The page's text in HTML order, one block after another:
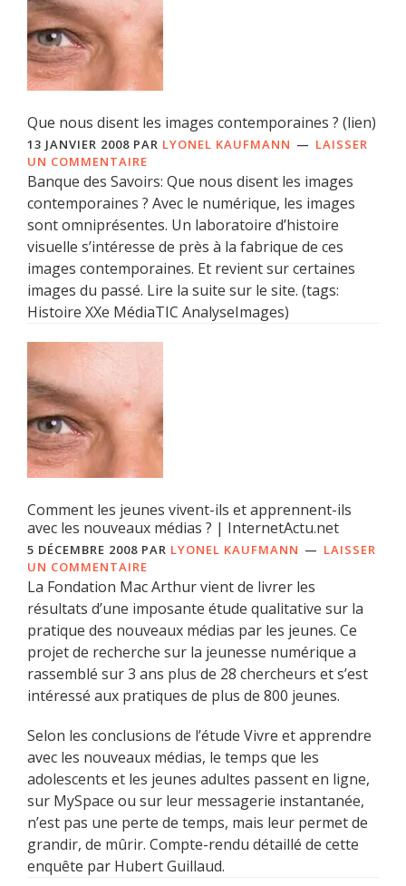
Que nous disent les images contemporaines ? (lien)
13 JANVIER 2008 PAR LYONEL KAUFMANN
LAISSER
UN COMMENTAIRE
Banque des Savoirs: Que nous disent les images
contemporaines ? Avec le numérique, les images
sont omniprésentes. Un laboratoire d’histoire
visuelle s’intéresse de près à la fabrique de ces
images contemporaines. Et revient sur certaines
images du passé. Lire la suite sur le site. (tags:
Histoire XXe MédiaTIC AnalyseImages)
Comment les jeunes vivent-ils et apprennent-ils
avec les nouveaux médias ? | InternetActu.net
5 DÉCEMBRE 2008 PAR LYONEL KAUFMANN
LAISSER
UN COMMENTAIRE
La Fondation Mac Arthur vient de livrer les
résultats d’une imposante étude qualitative sur la
pratique des nouveaux médias par les jeunes. Ce
projet de recherche sur la jeunesse numérique a
rassemblé sur 3 ans plus de 28 chercheurs et s’est
intéressé aux pratiques de plus de 800 jeunes.
Selon les conclusions de l’étude Vivre et apprendre
avec les nouveaux médias, le temps que les
adolescents et les jeunes adultes passent en ligne,
sur MySpace ou sur leur messagerie instantanée,
n’est pas une perte de temps, mais leur permet de
grandir, de mûrir. Compte-rendu détaillé de cette
enquête par Hubert Guillaud.